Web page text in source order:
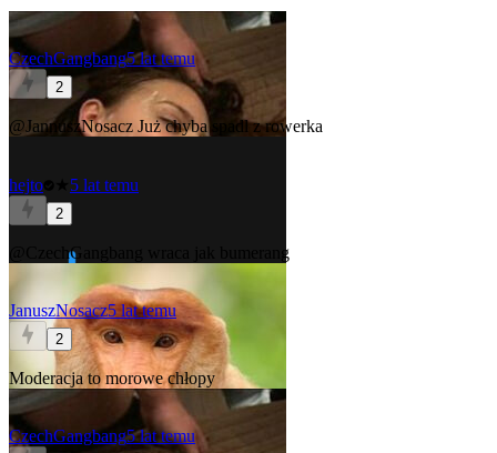
CzechGangbang5 lat temu
2
@JannuszNosacz Już chyba spadl z rowerka
hejto 5 lat temu
2
@CzechGangbang wraca jak bumerang
JanuszNosacz5 lat temu
2
Moderacja to morowe chłopy
CzechGangbang5 lat temu